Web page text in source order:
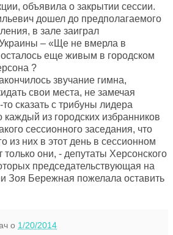
объявила о закрытии сессии.
дошел до предполагаемого
в зале заиграл
– «Ще не вмерла в
осталось еще живым в городском
?
звучание гимна,
свои места, не замечая
сказать с трибуны лидера
из городских избранников
сессионного заседания, что
из них в этот день в сессионном
они, - депутаты Херсонского
председательствующая на
Зоя Бережная пожелала оставить
о 1/20/2014